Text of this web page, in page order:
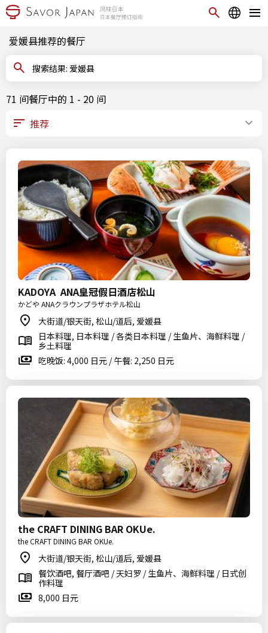
爱媛县推荐的餐厅
搜索结果: 爱媛县
71 间餐厅中的 1 - 20 间
KADOYA ANA皇冠假日酒店松山
かどや ANAクラウンプラザホテル松山
大街道/银天街, 松山/道后, 爱媛县
日本料理, 日本料理 / 各类日本料理 / 生鱼片、海鲜料理 /
乡土料理
吃晚饭: 4,000 日元 / 午餐: 2,250 日元
the CRAFT DINING BAR OKUe.
the CRAFT DINING BAR OKUe.
大街道/银天街, 松山/道后, 爱媛县
餐饮酒吧, 餐厅酒吧 / 天妇罗 / 生鱼片、海鲜料理 / 日式创
作料理
8,000 日元